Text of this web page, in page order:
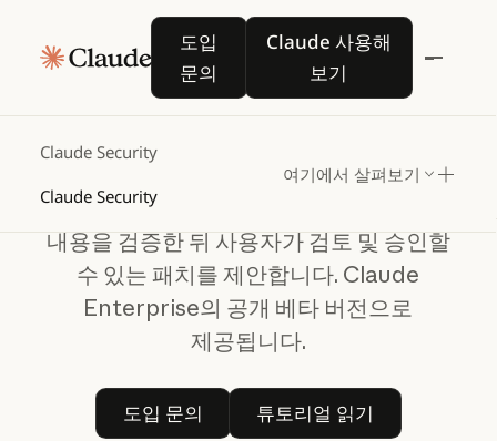
도입
문의
도입 문의
Claude 사용해
보기
Claude 사용해 보기
Claude Security
Claude Security
여기에서 살펴보기
Claude Security
분석부터수정까지
순식간에처리되는작업
Claude는 코드베이스를 분석하고 발견
내용을 검증한 뒤 사용자가 검토 및 승인할
수 있는 패치를 제안합니다. Claude
Enterprise의 공개 베타 버전으로
제공됩니다.
도입 문의
도입 문의
튜토리얼 읽기
튜토리얼 읽기